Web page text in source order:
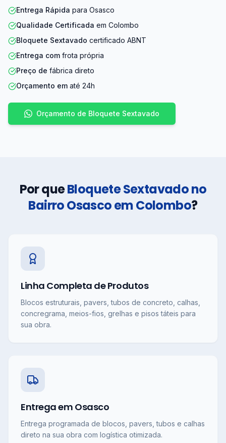
Entrega Rápida para Osasco
Qualidade Certificada em Colombo
Bloquete Sextavado certificado ABNT
Entrega com frota própria
Preço de fábrica direto
Orçamento em até 24h
Orçamento de Bloquete Sextavado
Por queBloquete Sextavado no
Bairro Osasco em Colombo?
Linha Completa de Produtos
Blocos estruturais, pavers, tubos de concreto, calhas,
concregrama, meios-fios, grelhas e pisos táteis para
sua obra.
Entrega em Osasco
Entrega programada de blocos, pavers, tubos e calhas
direto na sua obra com logística otimizada.